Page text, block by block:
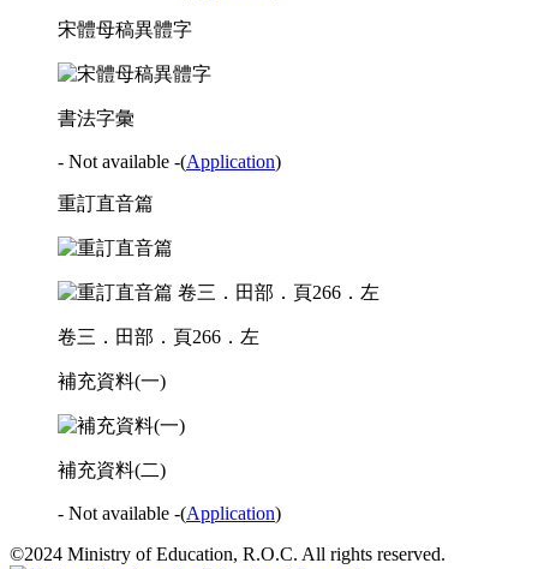
宋體母稿異體字
書法字彙
- Not available -(Application)
重訂直音篇
卷三．田部．頁266．左
補充資料(一)
補充資料(二)
- Not available -(Application)
©2024 Ministry of Education, R.O.C. All rights reserved.